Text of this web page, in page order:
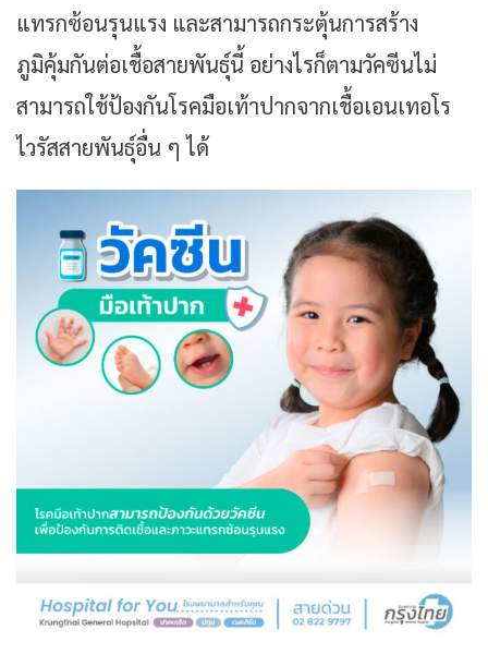
แทรกซ้อนรุนแรง และสามารถกระตุ้นการสร้าง
ภูมิคุ้มกันต่อเชื้อสายพันธุ์นี้ อย่างไรก็ตามวัคซีนไม่
สามารถใช้ป้องกันโรคมือเท้าปากจากเชื้อเอนเทอโร
ไวรัสสายพันธุ์อื่น ๆ ได้